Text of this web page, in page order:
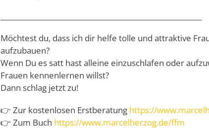
Möchtest du, dass ich dir helfe tolle und attraktive
aufzubauen?
Wenn Du es satt hast alleine einzuschlafen oder
Frauen kennenlernen willst?
Dann schlag jetzt zu!
👉 Zur kostenlosen Erstberatung https://
👉 Zum Buch https://www.marcelherzog.de/ffm